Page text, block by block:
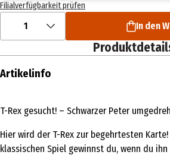
Filialverfügbarkeit prüfen
1 In den
Artikelinfo
T-Rex gesucht! – Schwarzer Peter
Hier wird der T-Rex zur begehrtesten
klassischen Spiel gewinnst du, wenn du